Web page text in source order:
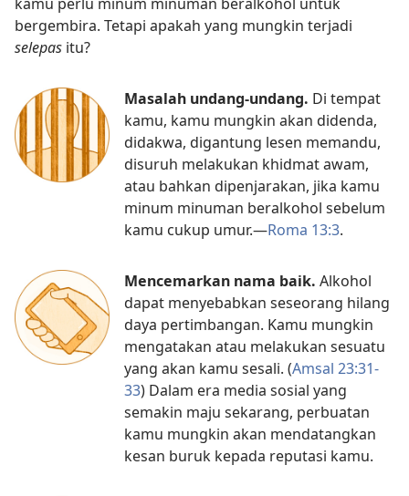
bergembira. Tetapi apakah yang mungkin terjadi
selepas itu?
Masalah undang-undang. Di tempat
kamu, kamu mungkin akan didenda,
didakwa, digantung lesen memandu,
disuruh melakukan khidmat awam,
atau bahkan dipenjarakan, jika kamu
minum minuman beralkohol sebelum
kamu cukup umur.​—Roma 13:3.
Mencemarkan nama baik. Alkohol
dapat menyebabkan seseorang hilang
daya pertimbangan. Kamu mungkin
mengatakan atau melakukan sesuatu
yang akan kamu sesali. (Amsal 23:31-​
33) Dalam era media sosial yang
semakin maju sekarang, perbuatan
kamu mungkin akan mendatangkan
kesan buruk kepada reputasi kamu.